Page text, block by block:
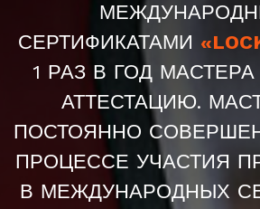
СЕРТИФИКАТАМИ
1 РАЗ В ГОД
АТТЕСТАЦИЮ.
ПОСТОЯННО
ПРОЦЕССЕ УЧАСТИЯ
В МЕЖДУНАРОДНЫХ